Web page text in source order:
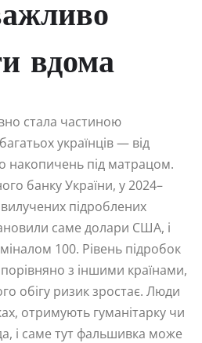
вдома
стала частиною
українців — від
накопичень під матрацом.
банку України, у 2024–
підроблених
саме долари США, і
100. Рівень підробок
з іншими країнами,
обігу ризик зростає. Люди
отримують гуманітарку чи
і саме тут фальшивка може